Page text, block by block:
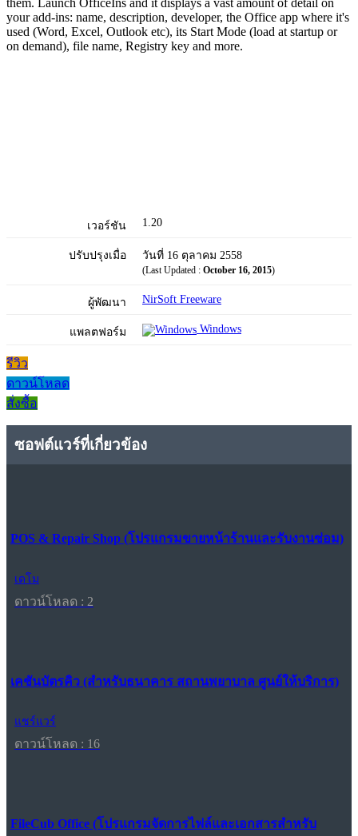
them. Launch OfficeIns and it displays a vast amount of detail on
your add-ins: name, description, developer, the Office app where it's
used (Word, Excel, Outlook etc), its Start Mode (load at startup or
on demand), file name, Registry key and more.
เวอร์ชัน 1.20
ปรับปรุงเมื่อ วันที่ 16 ตุลาคม 2558
(Last Updated : October 16, 2015)
ผู้พัฒนา NirSoft Freeware
แพลตฟอร์ม Windows
รีวิว
ดาวน์โหลด
สั่งซื้อ
ซอฟต์แวร์ที่เกี่ยวข้อง
POS & Repair Shop (โปรแกรมขายหน้าร้านและรับงานซ่อม)
เดโม
ดาวน์โหลด : 2
เคชันบัตรคิว (สำหรับธนาคาร สถานพยาบาล ศูนย์ให้บริการ)
แชร์แวร์
ดาวน์โหลด : 16
FileCub Office (โปรแกรมจัดการไฟล์และเอกสารสำหรับ